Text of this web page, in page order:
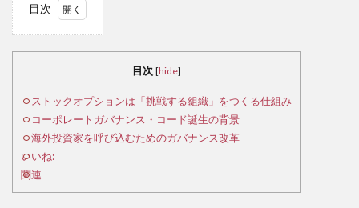
目次
プシ
ョン
は
戦す
る組
目次 [hide]
ストックオプションは「挑戦する組織」をつくる仕組み
コーポレートガバナンス・コード誕生の背景
海外投資家を呼び込むためのガバナンス改革
いいね:
関連